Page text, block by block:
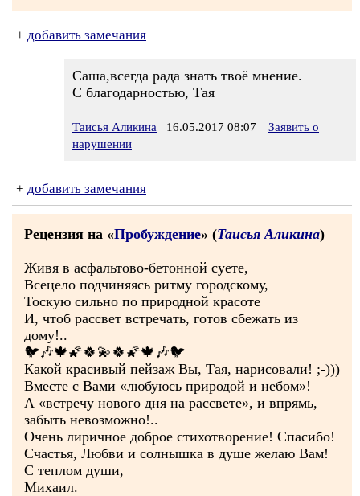
+ добавить замечания
Саша,всегда рада знать твоё мнение.
С благодарностью, Тая
Таисья Аликина 16.05.2017 08:07
Заявить о
нарушении
+ добавить замечания
Рецензия на «Пробуждение» (Таисья Аликина)
Живя в асфальтово-бетонной суете,
Всецело подчиняясь ритму городскому,
Тоскую сильно по природной красоте
И, чтоб рассвет встречать, готов сбежать из
дому!..
🐦🎶🍁🌠🍀💫🍀🌠🍁🎶🐦
Какой красивый пейзаж Вы, Тая, нарисовали! ;-)))
Вместе с Вами «любуюсь природой и небом»!
А «встречу нового дня на рассвете», и впрямь,
забыть невозможно!..
Очень лиричное доброе стихотворение! Спасибо!
Счастья, Любви и солнышка в душе желаю Вам!
С теплом души,
Михаил.